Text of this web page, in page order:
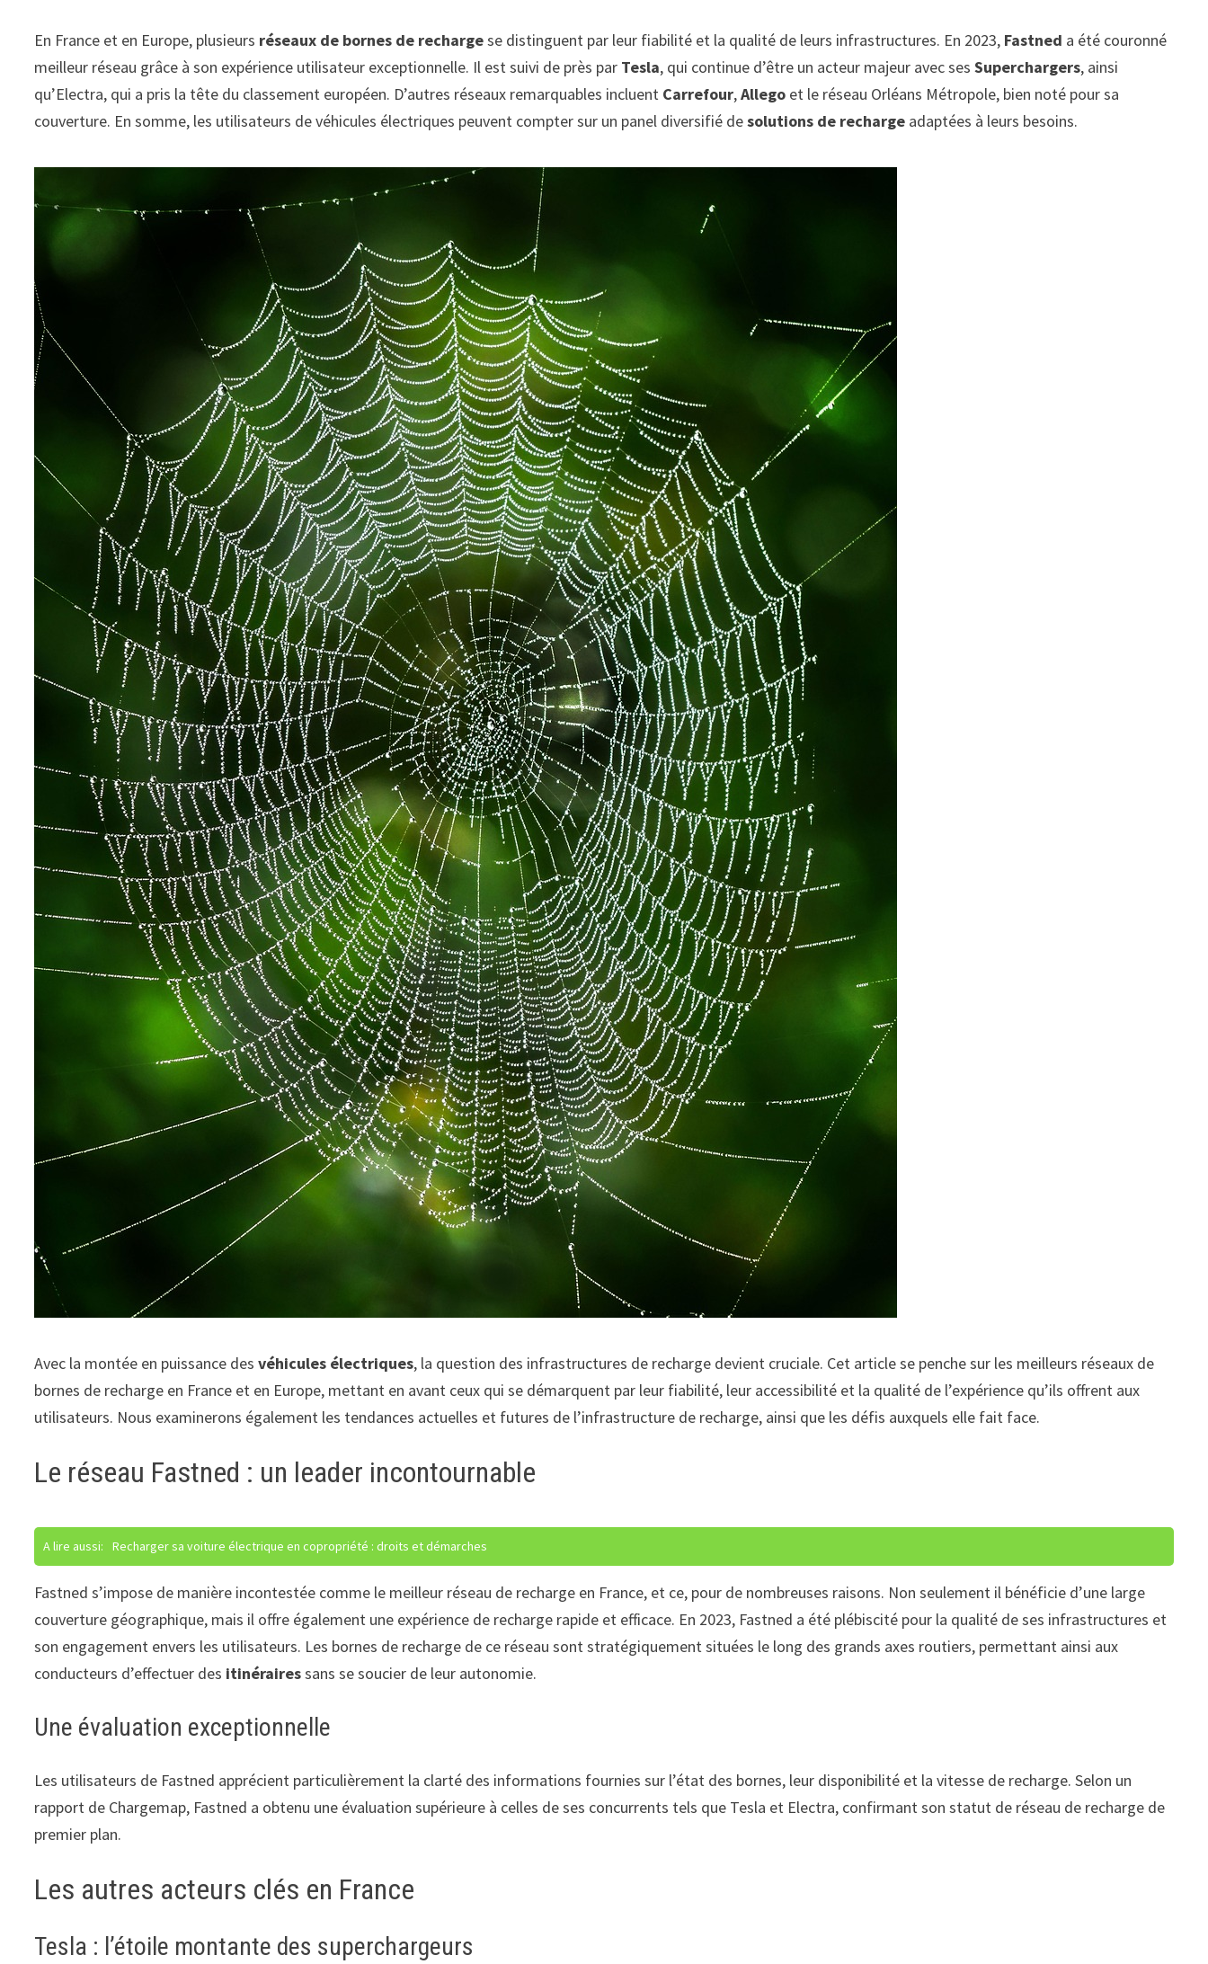
En France et en Europe, plusieurs réseaux de bornes de rechargese distinguent par leur fiabilité et la qualité de leurs infrastructures. En 2023, Fastned a été couronné
meilleur réseau grâce à son expérience utilisateur exceptionnelle. Il est suivi de près par Tesla, qui continue d’être un acteur majeur avec sesSuperchargers, ainsi
qu’Electra, qui a pris la tête du classement européen. D’autres réseaux remarquables incluent Carrefour,Allego et le réseau Orléans Métropole, bien noté pour sa
couverture. En somme, les utilisateurs de véhicules électriques peuvent compter sur un panel diversifié desolutions de recharge adaptées à leurs besoins.
Avec la montée en puissance desvéhicules électriques, la question des infrastructures de recharge devient cruciale. Cet article se penche sur les meilleurs réseaux de
bornes de recharge en France et en Europe, mettant en avant ceux qui se démarquent par leur fiabilité, leur accessibilité et la qualité de l’expérience qu’ils offrent aux
utilisateurs. Nous examinerons également les tendances actuelles et futures de l’infrastructure de recharge, ainsi que les défis auxquels elle fait face.
Le réseau Fastned : un leader incontournable
A lire aussi: Recharger sa voiture électrique en copropriété : droits et démarches
Fastned s’impose de manière incontestée comme le meilleur réseau de recharge en France, et ce, pour de nombreuses raisons. Non seulement il bénéficie d’une large
couverture géographique, mais il offre également une expérience de recharge rapide et efficace. En 2023, Fastned a été plébiscité pour la qualité de ses infrastructures et
son engagement envers les utilisateurs. Les bornes de recharge de ce réseau sont stratégiquement situées le long des grands axes routiers, permettant ainsi aux
conducteurs d’effectuer des itinérairessans se soucier de leur autonomie.
Une évaluation exceptionnelle
Les utilisateurs de Fastned apprécient particulièrement la clarté des informations fournies sur l’état des bornes, leur disponibilité et la vitesse de recharge. Selon un
rapport de Chargemap, Fastned a obtenu une évaluation supérieure à celles de ses concurrents tels que Tesla et Electra, confirmant son statut de réseau de recharge de
premier plan.
Les autres acteurs clés en France
Tesla : l’étoile montante des superchargeurs